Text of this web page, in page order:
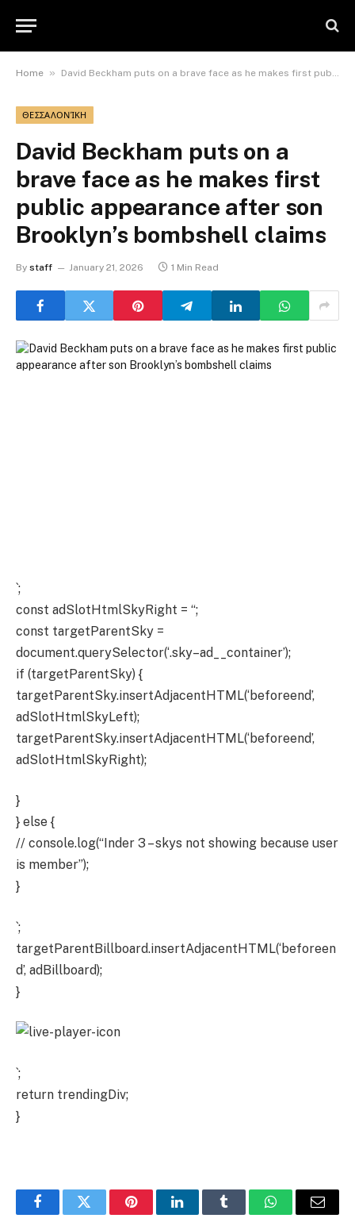
Home » David Beckham puts on a brave face as he makes first public appearance after son Brooklyn’s bombshell claims
ΘΕΣΣΑΛΟΝΊΚΗ
David Beckham puts on a
brave face as he makes first
public appearance after son
Brooklyn’s bombshell claims
By staff January 21, 2026 1 Min Read
`;
const adSlotHtmlSkyRight = “;
const targetParentSky =
document.querySelector(‘.sky–ad__container’);
if (targetParentSky) {
targetParentSky.insertAdjacentHTML(‘beforeend’,
adSlotHtmlSkyLeft);
targetParentSky.insertAdjacentHTML(‘beforeend’,
adSlotHtmlSkyRight);
}
} else {
// console.log(“Inder 3 – skys not showing because user
is member”);
}
`;
targetParentBillboard.insertAdjacentHTML(‘beforeen
d’, adBillboard);
}
`;
return trendingDiv;
}
FacebookTwitter PinterestLinkedInTumblr WhatsAppEmail